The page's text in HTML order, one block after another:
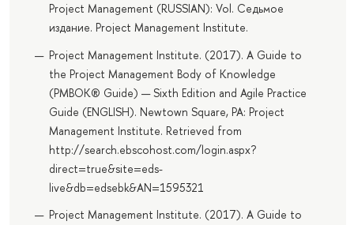
Project Management (RUSSIAN): Vol. Седьмое
издание. Project Management Institute.
Project Management Institute. (2017). A Guide to
the Project Management Body of Knowledge
(PMBOK® Guide) — Sixth Edition and Agile Practice
Guide (ENGLISH). Newtown Square, PA: Project
Management Institute. Retrieved from
http://search.ebscohost.com/login.aspx?
direct=true&site=eds-
live&db=edsebk&AN=1595321
Project Management Institute. (2017). A Guide to